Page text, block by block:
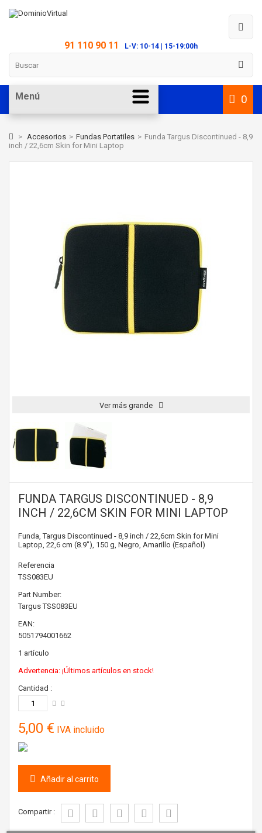
91 110 90 11 L-V: 10-14 | 15-19:00h
0
Menú
> Accesorios > Fundas Portatiles > Funda Targus Discontinued - 8,9
inch / 22,6cm Skin for Mini Laptop
Ver más grande
FUNDA TARGUS DISCONTINUED - 8,9
INCH / 22,6CM SKIN FOR MINI LAPTOP
Funda, Targus Discontinued - 8,9 inch / 22,6cm Skin for Mini
Laptop, 22,6 cm (8.9"), 150 g, Negro, Amarillo (Español)
Referencia
TSS083EU
Part Number:
Targus TSS083EU
EAN:
5051794001662
1 artículo
Advertencia: ¡Últimos artículos en stock!
Cantidad :
5,00 € IVA incluido
Añadir al carrito
Compartir :